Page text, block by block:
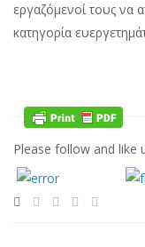
εργαζόμενοί τους να
κατηγορία
Please follow and like